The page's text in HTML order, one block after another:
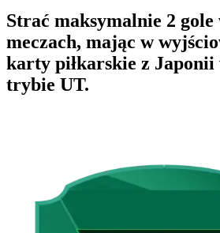
Strać maksymalnie 2
meczach, mając w
karty piłkarskie z Japonii
trybie UT.